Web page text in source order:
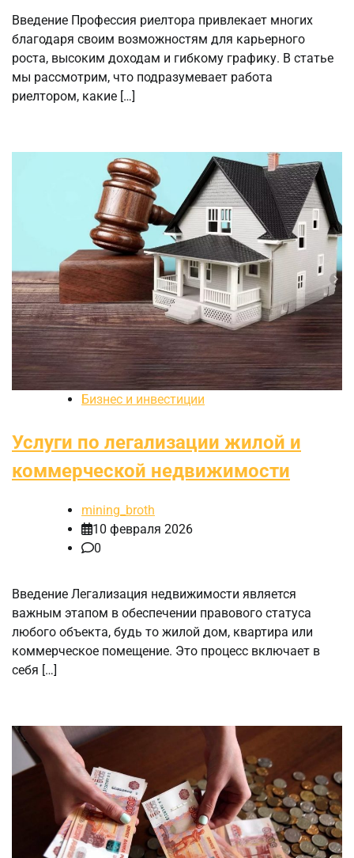
Введение Профессия риелтора привлекает многих
благодаря своим возможностям для карьерного
роста, высоким доходам и гибкому графику. В статье
мы рассмотрим, что подразумевает работа
риелтором, какие […]
Бизнес и инвестиции
Услуги по легализации жилой и
коммерческой недвижимости
mining_broth
10 февраля 2026
0
Введение Легализация недвижимости является
важным этапом в обеспечении правового статуса
любого объекта, будь то жилой дом, квартира или
коммерческое помещение. Это процесс включает в
себя […]